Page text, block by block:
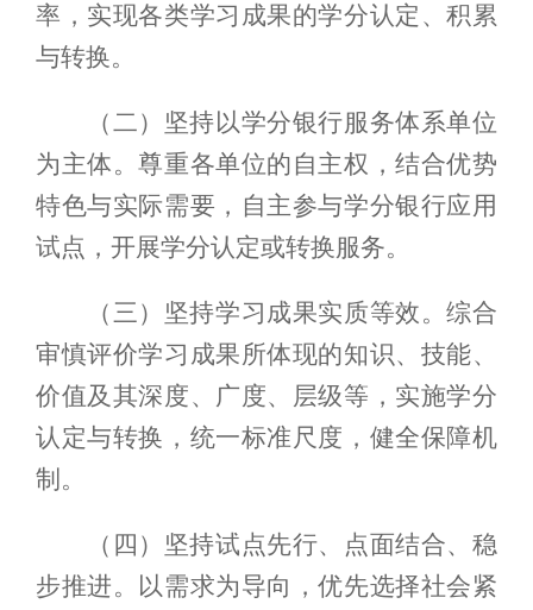
率，实现各类学习成果的学分认定、积累
与转换。
（二）坚持以学分银行服务体系单位
为主体。尊重各单位的 自主权 ，结合优势
特色与实际需要 ，自主参与学分银行应用
试点，开展学分认定或转换服务。
（三）坚持学习成果实质等效。综合
审慎评价学习 成果所体现的知识、技能、
价值及其深度、广度、层级等，实施学分
认定与转换，统一标准尺度，健全保障机
制。
（四）坚持试点先行、点面结合、稳
步推进。以需求为导向，优先选择社会紧